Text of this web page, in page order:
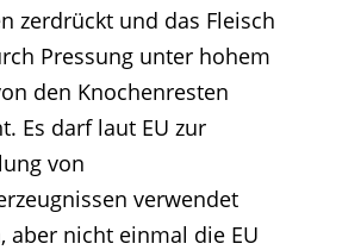
zerdrückt und das Fleisch
Pressung unter hohem
den Knochenresten
Es darf laut EU zur
von
verwendet
aber nicht einmal die EU